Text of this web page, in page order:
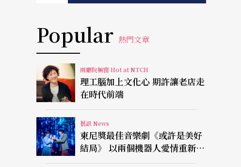
Popular 熱門文章
兩廳院櫥窗 Hot at NTCH
理工腦加上文化心 期許讓老店走
在時代前端
藝訊 News
東尼獎最佳音樂劇《或許是美好
結局》 以兩個機器人愛情重新凝
視有限人生